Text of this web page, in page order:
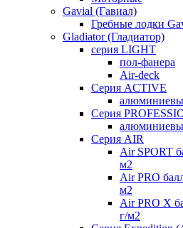
Gavial (Гавиал)
Гребные лодки
Gladiator (Гладиатор)
серия LIGHT
пол-фанера
Air-deck
Серия ACTIVE
Серия
Серия AIR
Air SPORT
м2
Air PRO
м2
Air PRO X
г/м2